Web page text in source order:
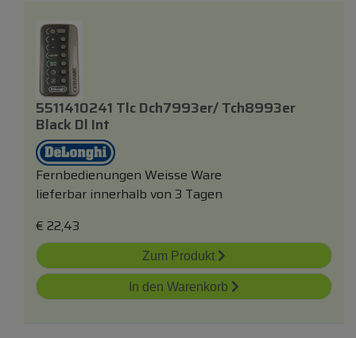
5511410241 Tlc Dch7993er/ Tch8993er
Black Dl Int
Fernbedienungen Weisse Ware
lieferbar innerhalb von 3 Tagen
€ 22,43
Zum Produkt
In den Warenkorb